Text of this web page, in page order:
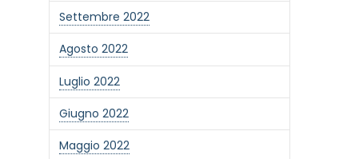
Settembre 2022
Agosto 2022
Luglio 2022
Giugno 2022
Maggio 2022